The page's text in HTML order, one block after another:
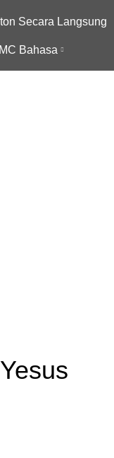
Secara Langsung
Bahasa